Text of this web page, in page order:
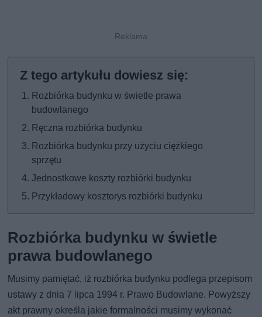
Rozbiórka budynku w świetle prawa
budowlanego
Ręczna rozbiórka budynku
Rozbiórka budynku przy użyciu ciężkiego
sprzętu
Jednostkowe koszty rozbiórki budynku
Przykładowy kosztorys rozbiórki budynku
Rozbiórka budynku w świetle
prawa budowlanego
Musimy pamiętać, iż rozbiórka budynku podlega przepisom
ustawy z dnia 7 lipca 1994 r. Prawo Budowlane. Powyższy
akt prawny określa jakie formalności musimy wykonać